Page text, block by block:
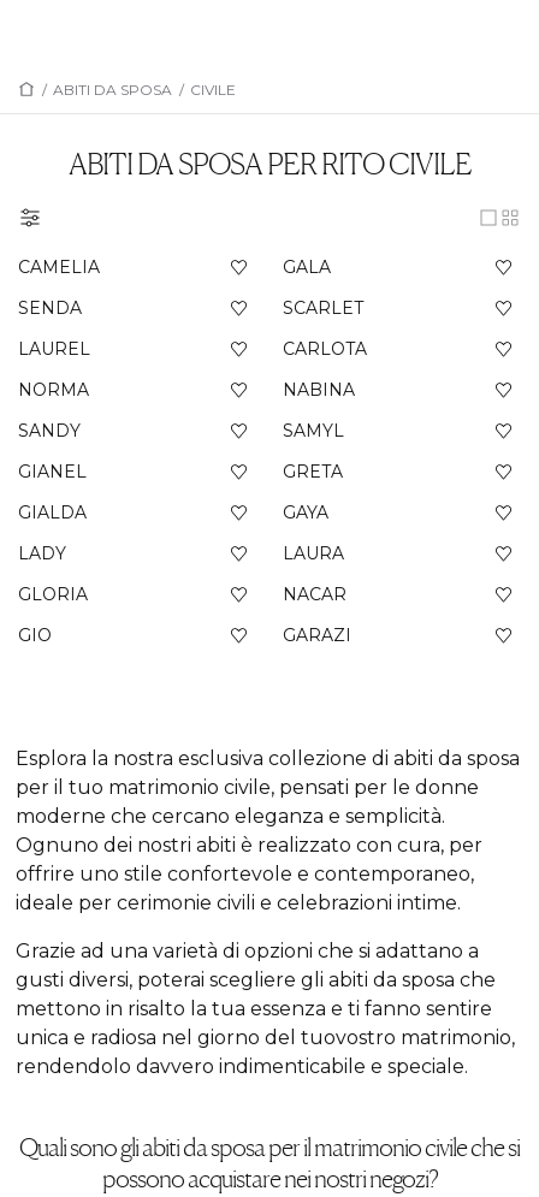
/ ABITI DA SPOSA / CIVILE
ABITI DA SPOSA PER RITO CIVILE
CAMELIA
GALA
SENDA
SCARLET
LAUREL
CARLOTA
NORMA
NABINA
SANDY
SAMYL
GIANEL
GRETA
GIALDA
GAYA
LADY
LAURA
GLORIA
NACAR
GIO
GARAZI
Esplora la nostra esclusiva collezione di abiti da sposa
per il tuo matrimonio civile, pensati per le donne
moderne che cercano eleganza e semplicità.
Ognuno dei nostri abiti è realizzato con cura, per
offrire uno stile confortevole e contemporaneo,
ideale per cerimonie civili e celebrazioni intime.
Grazie ad una varietà di opzioni che si adattano a
gusti diversi, poterai scegliere gli abiti da sposa che
mettono in risalto la tua essenza e ti fanno sentire
unica e radiosa nel giorno del tuovostro matrimonio,
rendendolo davvero indimenticabile e speciale.
Quali sono gli abiti da sposa per il matrimonio civile che si
possono acquistare nei nostri negozi?